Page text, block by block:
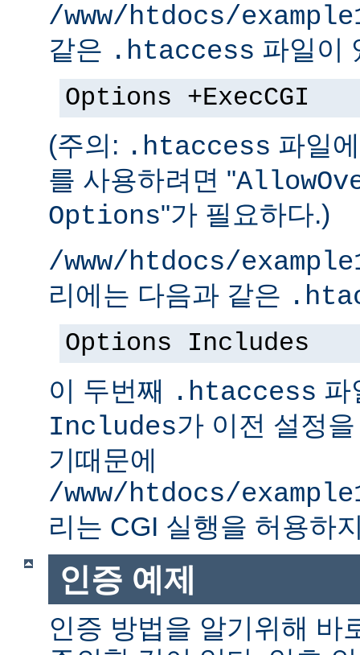
/www/htdocs/
같은 .htaccess 파일이
Options +ExecCGI
(주의: .htaccess 파일
를 사용하려면 "
Options"가 필요하다.)
/www/htdocs/
리에는 다음과 같은
Options Includes
이 두번째 .htaccess
Includes가 이전 설정
기때문에
/www/htdocs/
리는 CGI 실행을 허용하
인증 예제
인증 방법을 알기위해 바